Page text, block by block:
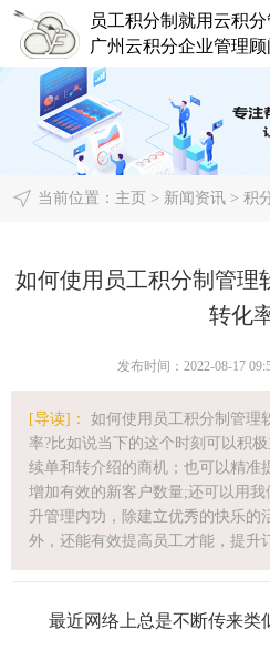
员工积分制就用云积
广州云积分企业管理顾
当前位置： 主页> 新闻资讯> 积
如何使用员工积分制管理
转化
发布时间：2022-08-17
[导读]：
如何使用员工积分制管理
率?比如说当下的这个时刻可以积
续单和转介绍的商机；也可以精准
增加有效的新客户数量;还可以用
升管理内功，除建立优秀的快乐的
外，还能有效提高员工才能，提升
最近网络上总是不断传来类